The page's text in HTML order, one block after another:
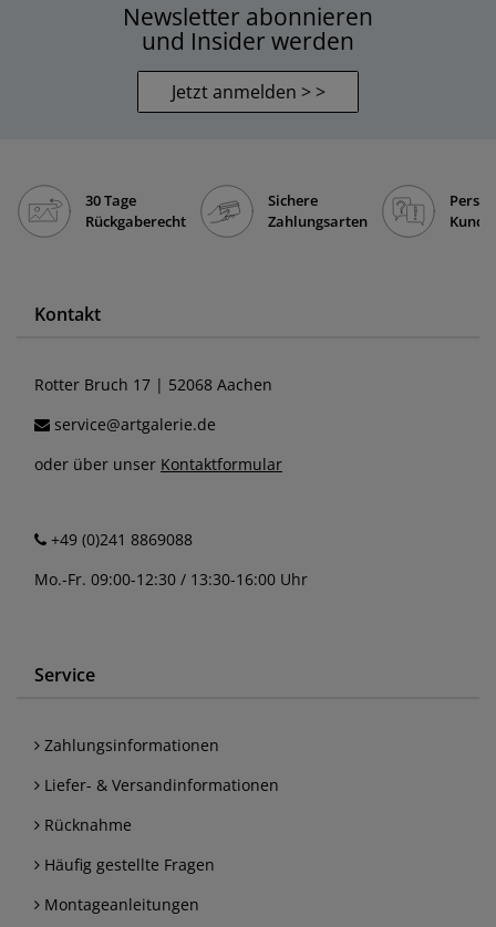
Newsletter abonnieren
und Insider werden
Jetzt anmelden > >
30 Tage
Rückgaberecht
Sichere
Zahlungsarten
Kontakt
Rotter Bruch 17 | 52068 Aachen
service@artgalerie.de
oder über unser Kontaktformular
+49 (0)241 8869088
Mo.-Fr. 09:00-12:30 / 13:30-16:00 Uhr
Service
Zahlungsinformationen
Liefer- & Versandinformationen
Rücknahme
Häufig gestellte Fragen
Montageanleitungen